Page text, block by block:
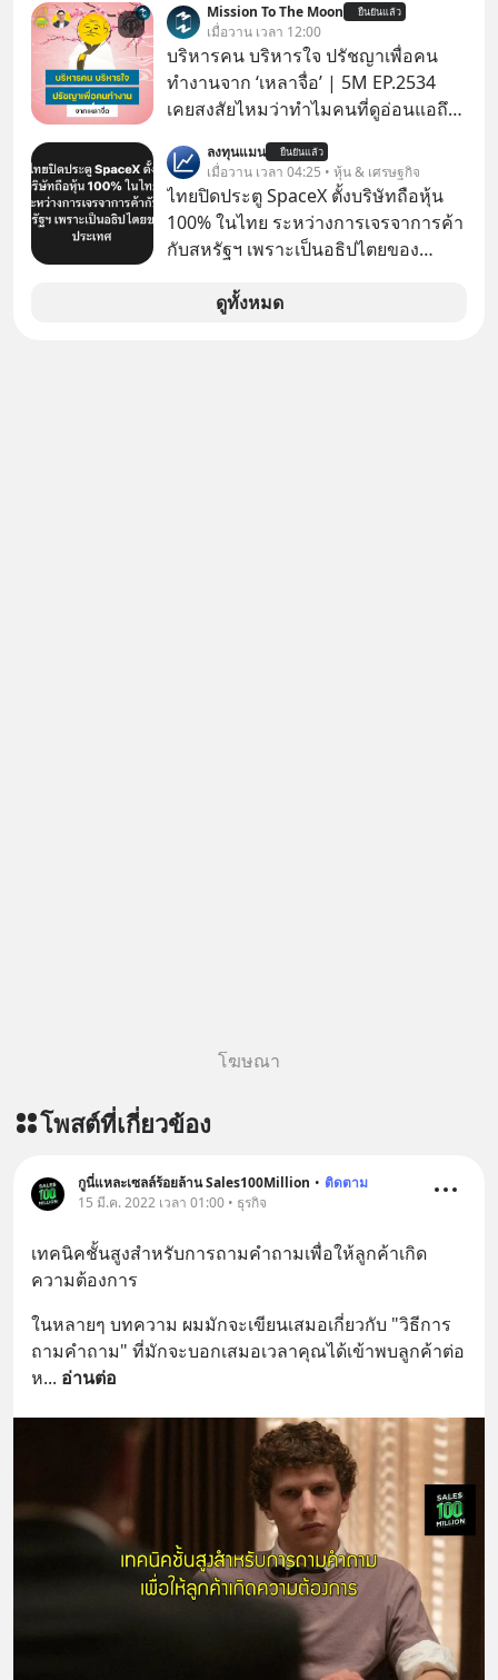
กำแพงราคานำเข้าขั้นต่ำสูงถึง 1.7 ล้าน
บาท! งานนี้ทำเอาค่ายยักษ์ใหญ่อย่าง
BYD ที่เคยกวาดเรียบยอดขายถึงกับ
สะดุดไปไม่เป็น แต่เบื้องหลังมาตรการ
สุดโต่งนี้ ไม่ใช่แค่การกีดกันทางการค้า
ธรรมดา แต่มันคือแผนอุ้มชูแบรนด์แห่ง
ชาติอย่าง Proton เพื่อรักษาตำแหน่ง
งานนับแสนชีวิตในประเทศ ค่ายรถจีน
จะแก้เกมหมากกระดานนี้อย่างไร? และ
ทำไมเรื่องนี้ถึงสั่นสะเทือนวงการยาน
เบื้องหลังสงคราม EV สุดเดือดนี้กัน
https://lin.ee/U91Fzyz
ของอนุภูมิภาคลุ่มแม่น้ำโขง
Mission To The Moon ยืนยันแล้ว
เมื่อวาน เวลา 12:00
บริหารคน บริหารใจ ปรัชญาเพื่อคน
ทำงานจาก ‘เหลาจื่อ’ | 5M EP.2534
เคยสงสัยไหมว่าทำไมคนที่ดูอ่อนแอถึง
สถานการณ์ แล้วทำไมคนที่ไม่ออกแรง
ทำอะไรเลยถึงประสบความสำเร็จได้ไว
กว่าใครเพื่อน? ไม่แน่ว่าคนกลุ่มนี้อาจ
จะเป็นคนที่รู้จักบริหารใจตัวเอง และคน
รอบตัวได้เก่งที่สุดก็เป็นได้ โดยพอดแค
สต์ 5M ในวันนี้จะพาทุกคนไปสำรวจวิธี
การบริหารคนและบริหารใจ ปรัชญา
ลงทุนแมน ยืนยันแล้ว
เมื่อวาน เวลา 04:25 • หุ้น & เศรษฐกิจ
ไทยปิดประตู SpaceX ตั้งบริษัทถือหุ้น
100% ในไทย ระหว่างการเจรจาการค้า
กับสหรัฐฯ เพราะเป็นอธิปไตยของ
ประกาศจุดยืนชัดเจนว่า จะไม่อนุญาต
ดูทั้งหมด
โฆษณา
โพสต์ที่เกี่ยวข้อง
กูนี่แหละเซลล์ร้อยล้าน Sales100Million • ติดตาม
15 มี.ค. 2022 เวลา 01:00 • ธุรกิจ
เทคนิคชั้นสูงสำหรับการถามคำถามเพื่อให้ลูกค้าเกิด
ความต้องการ
ในหลายๆ บทความ ผมมักจะเขียนเสมอเกี่ยวกับ "วิธีการ
ถามคำถาม" ที่มักจะบอกเสมอเวลาคุณได้เข้าพบลูกค้าต่อ
ห... อ่านต่อ